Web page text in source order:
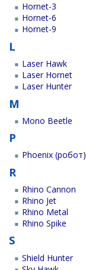
Hornet-3
Hornet-6
Hornet-9
L
Laser Hawk
Laser Hornet
Laser Hunter
M
Mono Beetle
P
Phoenix (робот)
R
Rhino Cannon
Rhino Jet
Rhino Metal
Rhino Spike
S
Shield Hunter